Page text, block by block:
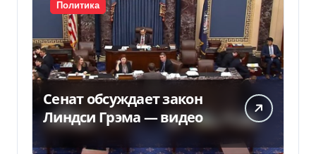
Политика
Сенат обсуждает закон
Линдси Грэма — видео